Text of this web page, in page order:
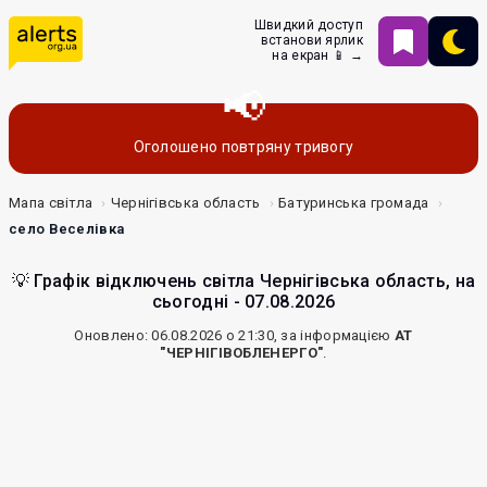
Швидкий доступ
встанови ярлик
на екран 📱 →
Оголошено повтряну тривогу
Мапа світла Чернігівська область
Батуринська громада
село Веселівка
💡 Графік відключень світла Чернігівська область, на
сьогодні - 07.08.2026
Оновлено: 06.08.2026 о 21:30, за інформацією АТ
"ЧЕРНІГІВОБЛЕНЕРГО".